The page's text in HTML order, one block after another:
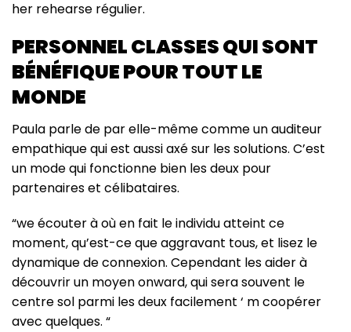
her rehearse régulier.
PERSONNEL CLASSES QUI SONT
BÉNÉFIQUE POUR TOUT LE
MONDE
Paula parle de par elle-même comme un auditeur
empathique qui est aussi axé sur les solutions. C’est
un mode qui fonctionne bien les deux pour
partenaires et célibataires.
“we écouter à où en fait le individu atteint ce
moment, qu’est-ce que aggravant tous, et lisez le
dynamique de connexion. Cependant les aider à
découvrir un moyen onward, qui sera souvent le
centre sol parmi les deux facilement ‘ m coopérer
avec quelques. “